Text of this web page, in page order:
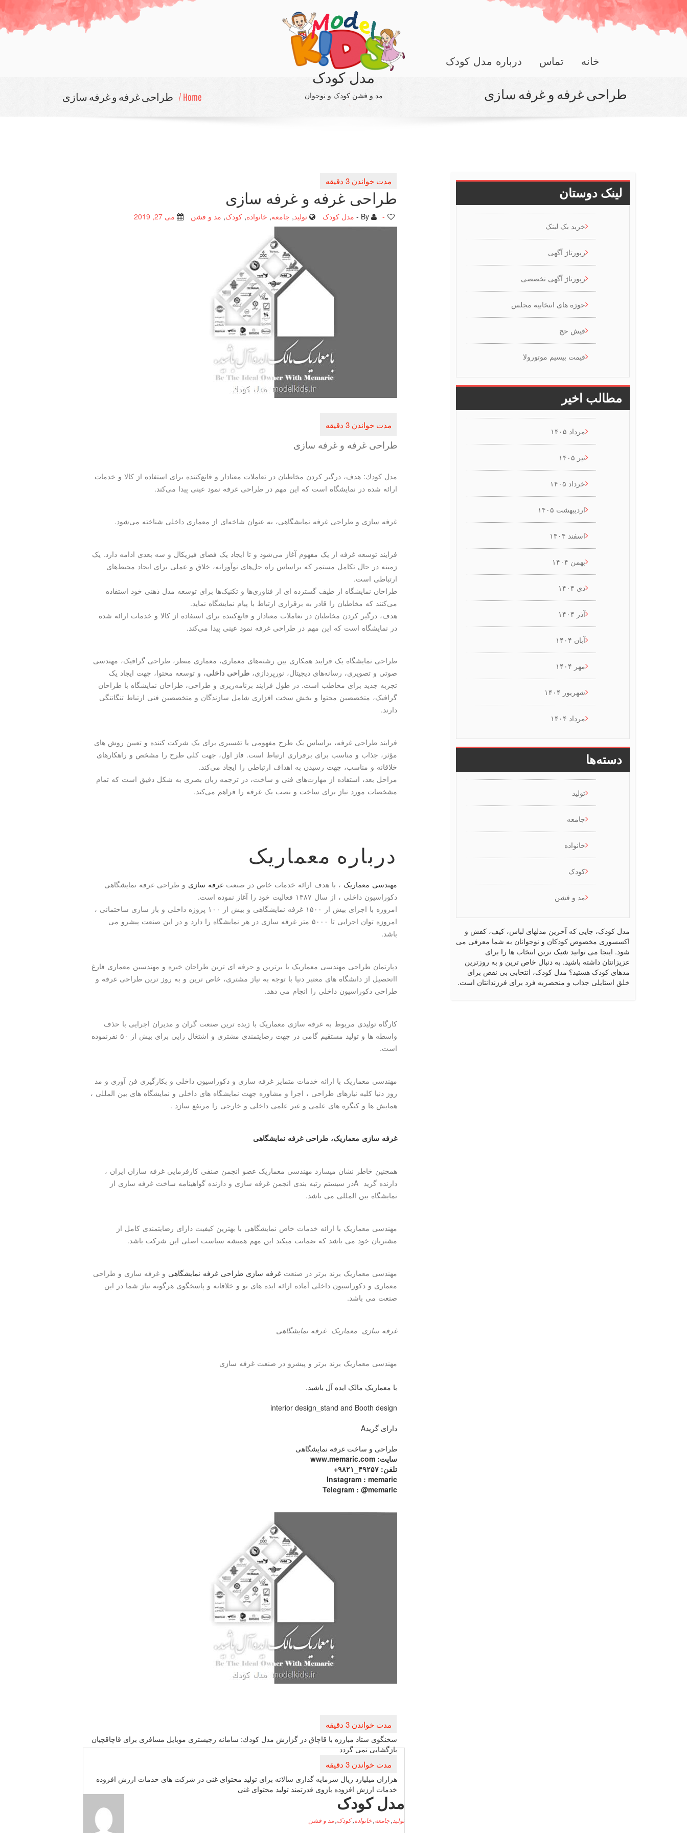
مدل کودک
مد و فشن کودک و نوجوان
خانه تماس درباره مدل کودک
Home / طراحی غرفه و غرفه سازی طراحی غرفه و غرفه سازی
طراحی غرفه و غرفه سازی
مدل کودک تولید, جامعه, خانواده, کودک, مد و فشن می 27, 2019 -
طراحی غرفه و غرفه سازی
مدل كودك: هدف، درگیر كردن مخاطبان در تعاملات معنادار و قانع‌كننده برای استفاده از كالا و خدمات
ارائه شده در نمایشگاه است كه این مهم در طراحی غرفه نمود عینی پیدا می‌كند.
غرفه سازی و طراحی غرفه نمایشگاهی، به عنوان شاخه‌ای از معماری داخلی شناخته می‌شود.
فرایند توسعه غرفه از یک مفهوم آغاز می‌شود و تا ایجاد یک فضای فیزیکال و سه بعدی ادامه دارد. یک
زمینه در حال تکامل مستمر که براساس راه حل‌های نوآورانه، خلاق و عملی برای ایجاد محیط‌های
ارتباطی است.
طراحان نمایشگاه از طیف گسترده ای از فناوری‌ها و تکنیک‌ها برای توسعه مدل ذهنی خود استفاده
می‌کنند که مخاطبان را قادر به برقراری ارتباط با پیام نمایشگاه نماید.
هدف، درگیر کردن مخاطبان در تعاملات معنادار و قانع‌کننده برای استفاده از کالا و خدمات ارائه شده
در نمایشگاه است که این مهم در طراحی غرفه نمود عینی پیدا می‌کند.
طراحی نمایشگاه یک فرایند همکاری بین رشته‌های معماری، معماری منظر، طراحی گرافیک، مهندسی
صوتی و تصویری، رسانه‌های دیجیتال، نورپردازی، طراحی داخلی، و توسعه محتوا، جهت ایجاد یک
تجربه جدید برای مخاطب است. در طول فرایند برنامه‌ریزی و طراحی، طراحان نمایشگاه با طراحان
گرافیک، متخصصین محتوا و بخش سخت افزاری شامل سازندگان و متخصصین فنی ارتباط تنگاتنگی
دارند.
فرایند طراحی غرفه، براساس یک طرح مفهومی یا تفسیری برای یک شرکت کننده و تعیین روش های
مؤثر، جذاب و مناسب برای برقراری ارتباط است. فاز اول، جهت کلی طرح را مشخص و راهکارهای
خلاقانه و مناسب، جهت رسیدن به اهداف ارتباطی را ایجاد می‌کند.
مراحل بعد، استفاده از مهارت‌های فنی و ساخت، در ترجمه زبان بصری به شکل دقیق است که تمام
مشخصات مورد نیاز برای ساخت و نصب یک غرفه را فراهم می‌کند.
درباره معماریک
مهندسی معماریک ، با هدف ارائه خدمات خاص در صنعت غرفه سازی و طراحی غرفه نمایشگاهی
دکوراسیون داخلی ، از سال ۱۳۸۷ فعالیت خود را آغاز نموده است.
امروزه با اجرای بیش از ۱۵۰۰ غرفه نمایشگاهی و بیش از ۱۰۰ پروژه داخلی و باز سازی ساختمانی ،
امروزه توان اجرایی تا ۵۰۰۰ متر غرفه سازی در هر نمایشگاه را دارد و در این صنعت پیشرو می
باشد.
دپارتمان طراحی مهندسی معماریک با برترین و حرفه ای ترین طراحان خبره و مهندسین معماری فارغ
ااتحصیل از دانشگاه های معتبر دنیا با توجه به نیاز مشتری، خاص ترین و به روز ترین طراحی غرفه و
طراحی دکوراسیون داخلی را انجام می دهد.
کارگاه تولیدی مربوط به غرفه سازی معماریک با زبده ترین صنعت گران و مدیران اجرایی با حذف
واسطه ها و تولید مستقیم گامی در جهت رضایتمندی مشتری و اشتغال زایی برای بیش از ۵۰ نفرنموده
است.
مهندسی معماریک با ارائه خدمات متمایز غرفه سازی و دکوراسیون داخلی و بکارگیری فن آوری و مد
روز دنیا کلیه نیازهای طراحی ، اجرا و مشاوره جهت نمایشگاه های داخلی و نمایشگاه های بین المللی ،
همایش ها و کنگره های علمی و غیر علمی داخلی و خارجی را مرتفع سازد .
غرفه سازی معماریک، طراحی غرفه نمایشگاهی
همچنین خاطر نشان میسازد مهندسی معماریک عضو انجمن صنفی کارفرمایی غرفه سازان ایران ،
دارنده گرید Aدر سیستم رتبه بندی انجمن غرفه سازی و دارنده گواهینامه ساخت غرفه سازی از
نمایشگاه بین المللی می باشد.
مهندسی معماریک با ارائه خدمات خاص نمایشگاهی با بهترین کیفیت دارای رضایتمندی کامل از
مشتریان خود می باشد که ضمانت میکند این مهم همیشه سیاست اصلی این شرکت باشد.
مهندسی معماریک برند برتر در صنعت غرفه سازی طراحی غرفه نمایشگاهی و غرفه سازی و طراحی
معماری و دکوراسیون داخلی آماده ارائه ایده های نو و خلاقانه و پاسخگوی هرگونه نیاز شما در این
صنعت می باشد.
غرفه سازی معماریک غرفه نمایشگاهی
مهندسی معماریک برند برتر و پیشرو در صنعت غرفه سازی
با معماریک مالک ایده آل باشید.
interior design_stand and Booth design
دارای گریدA
طراحی و ساخت غرفه نمایشگاهی
سایت: www.memaric.com
تلفن: ۴۹۲۵۷_۹۸۲۱+
Instagram : memaric
Telegram : @memaric
راهبری
نوشته
سخنگوی ستاد مبارزه با قاچاق در گزارش مدل كودك: سامانه رجیستری موبایل مسافری برای قاچاقچیان
بازگشایی نمی گردد
هزاران میلیارد ریال سرمایه گذاری سالانه برای تولید محتوای غنی در شركت های خدمات ارزش افزوده
خدمات ارزش افزوده بازوی قدرتمند تولید محتوای غنی
مدل کودک
تولید ,جامعه,خانواده,کودک, مد و فشن
لینک دوستان
خرید بک لینک
رپورتاژ آگهی
رپورتاژ آگهی تخصصی
حوزه های انتخابیه مجلس
فیش حج
قیمت بیسیم موتورولا
مطالب اخیر
مرداد ۱۴۰۵
تیر ۱۴۰۵
خرداد ۱۴۰۵
اردیبهشت ۱۴۰۵
اسفند ۱۴۰۴
بهمن ۱۴۰۴
دی ۱۴۰۴
آذر ۱۴۰۴
آبان ۱۴۰۴
مهر ۱۴۰۴
شهریور ۱۴۰۴
مرداد ۱۴۰۴
دسته‌ها
تولید
جامعه
خانواده
کودک
مد و فشن
مدل کودک، جایی که آخرین مدلهای لباس، کیف، کفش و
اکسسوری مخصوص کودکان و نوجوانان به شما معرفی می
شود. اینجا می توانید شیک ترین انتخاب ها را برای
عزیزانتان داشته باشید. به دنبال خاص ترین و به روزترین
مدهای کودک هستید؟ مدل کودک، انتخابی بی نقص برای
خلق استایلی جذاب و منحصربه فرد برای فرزندانتان است.